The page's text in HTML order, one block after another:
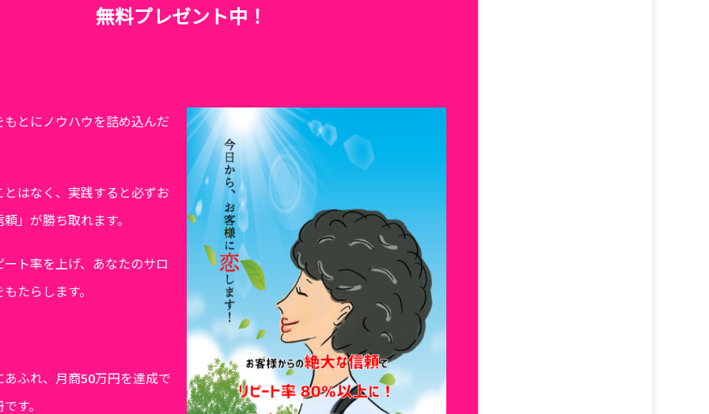
無料プレゼント中！
もとにノウハウを詰め込んだ
とはなく、実践すると必ずお
」が勝ち取れます。
ト率を上げ、あなたのサロ
たらします。
あふれ、月商50万円を達成で
す。